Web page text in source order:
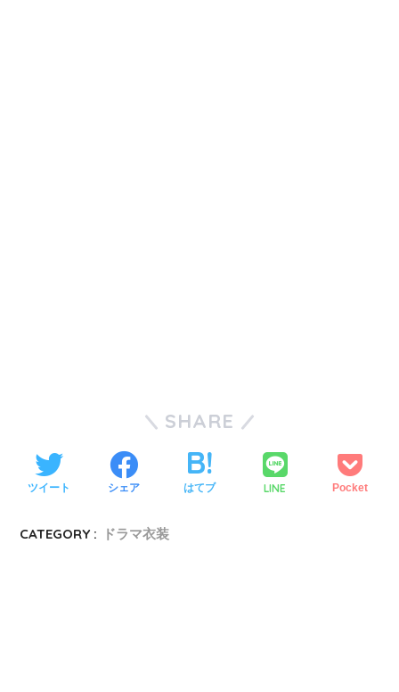
SHARE
ツイート シェア はてブ LINE Pocket
CATEGORY : ドラマ衣装